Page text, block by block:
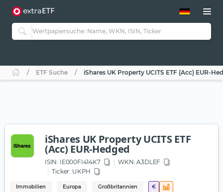
ETF-Guide 2.0
Guide Aktive ETFs
ETF-Sparpläne
ETF Suche iShares UK Property UCITS ETF (Acc) EUR-
iShares UK Property UCITS ETF
(Acc) EUR-Hedged
ISIN: IE000FI414K7 WKN: A3DLEF
Ticker: UKPH
Immobilien Europa Großbritannien €